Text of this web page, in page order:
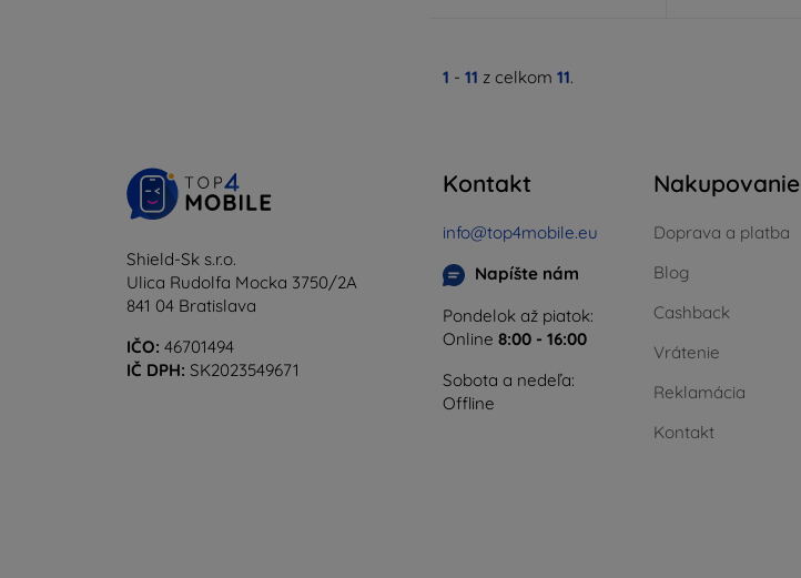
1 - 11 z celkom 11.
Shield-Sk s.r.o.
Ulica Rudolfa Mocka 3750/2A
841 04 Bratislava
IČO: 46701494
IČ DPH: SK2023549671
Kontakt
info@top4mobile.eu
Napíšte nám
Pondelok až piatok:
Online 8:00 - 16:00
Sobota a nedeľa:
Offline
Nakupovanie
Doprava a platba
Blog
Cashback
Vrátenie
Reklamácia
Kontakt